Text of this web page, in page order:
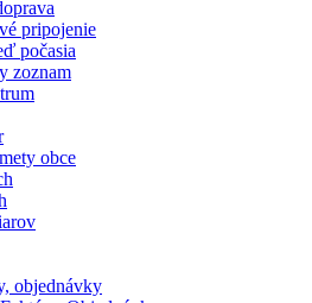
pripojenie
počasia
zoznam
obce
objednávky